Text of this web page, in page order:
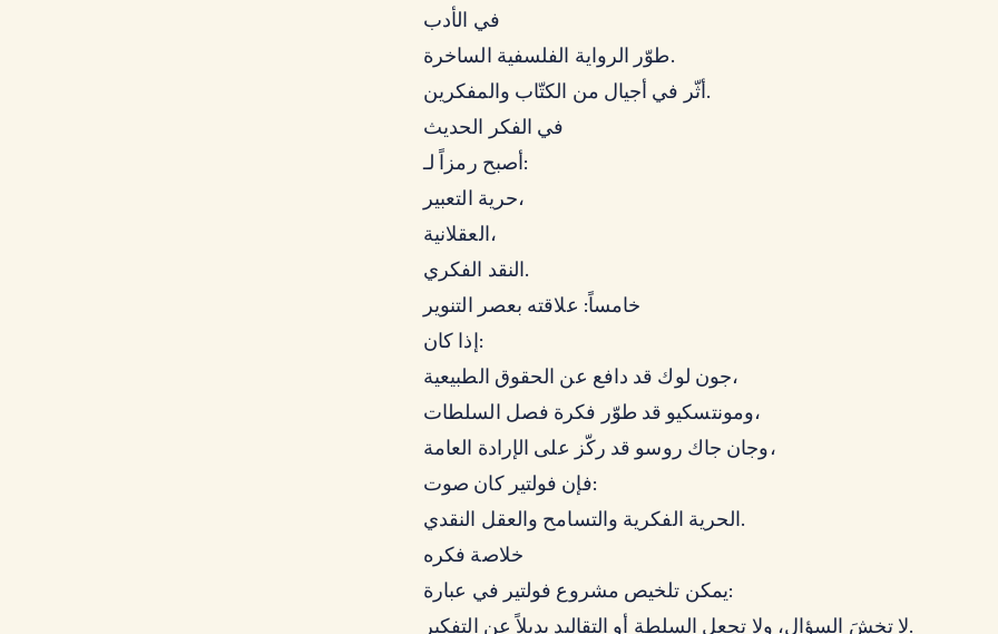
في الأدب
طوّر الرواية الفلسفية الساخرة.
أثّر في أجيال من الكتّاب والمفكرين.
في الفكر الحديث
أصبح رمزاً لـ:
حرية التعبير،
العقلانية،
النقد الفكري.
خامساً: علاقته بعصر التنوير
إذا كان:
جون لوك قد دافع عن الحقوق الطبيعية،
ومونتسكيو قد طوّر فكرة فصل السلطات،
وجان جاك روسو قد ركّز على الإرادة العامة،
فإن فولتير كان صوت:
الحرية الفكرية والتسامح والعقل النقدي.
خلاصة فكره
يمكن تلخيص مشروع فولتير في عبارة:
لا تخشَ السؤال، ولا تجعل السلطة أو التقاليد بديلاً عن التفكير.